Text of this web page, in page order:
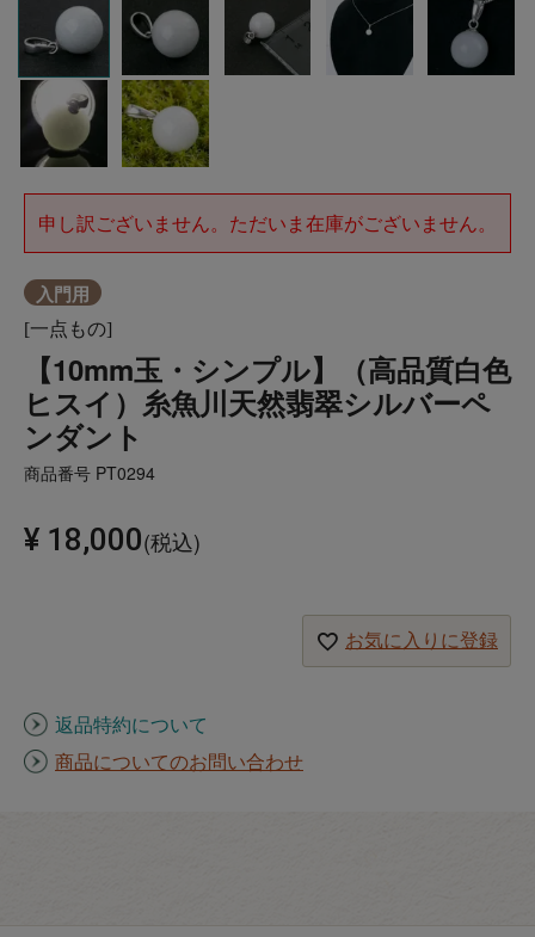
申し訳ございません。ただいま在庫がございません。
入門用
[一点もの]
【10mm玉・シンプル】（高品質白色
ヒスイ）糸魚川天然翡翠シルバーペ
ンダント
商品番号 PT0294
¥ 18,000 税込
お気に入りに登録
返品特約について
商品についてのお問い合わせ